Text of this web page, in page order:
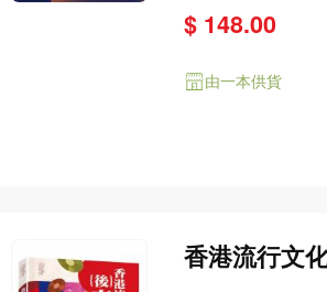
$ 148.00
由一本供貨
香港流行文